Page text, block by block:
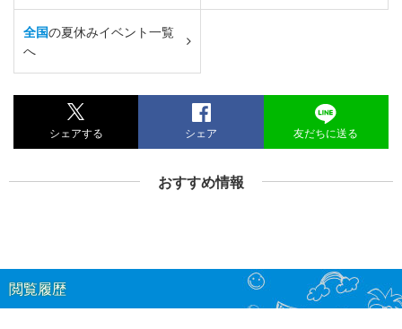
全国の夏休みイベント一覧
へ
シェアする シェア 友だちに送る
おすすめ情報
閲覧履歴